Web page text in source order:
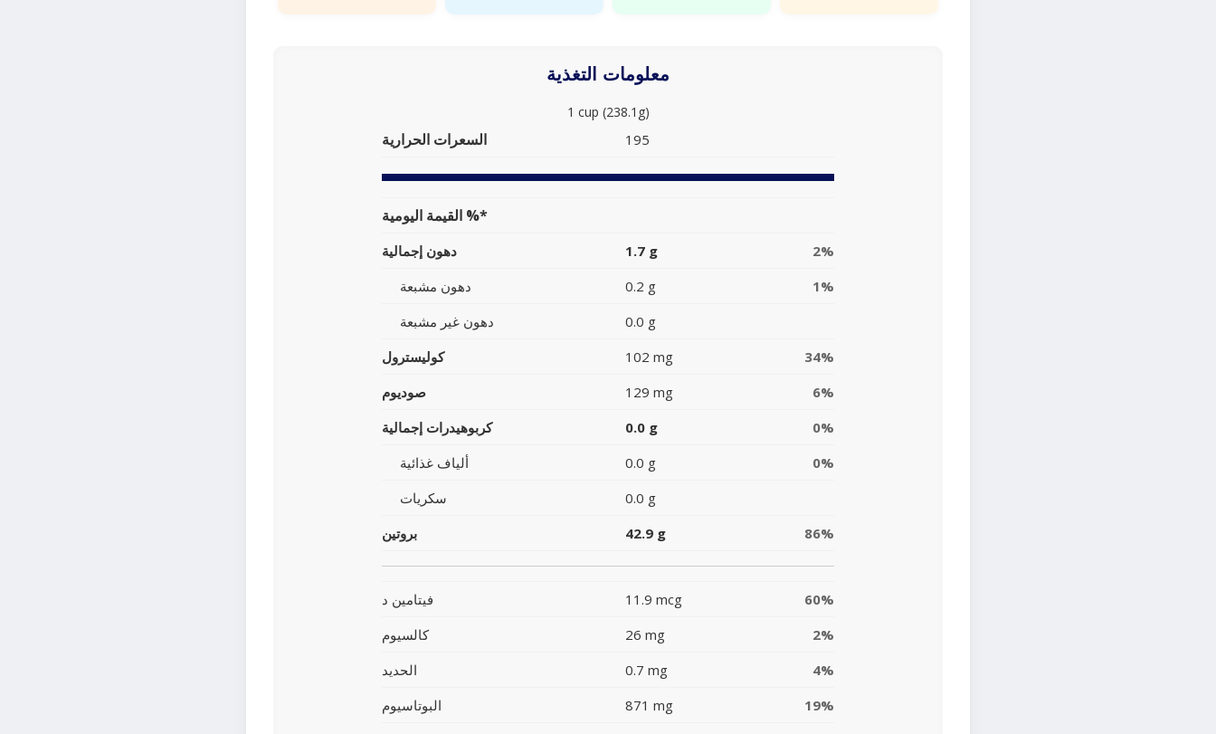
معلومات التغذية
1 cup (238.1g)
السعرات الحرارية 195
القيمة اليومية %*
دهون إجمالية 1.7 g
2%
دهون مشبعة
0.2 g
1%
دهون غير مشبعة
0.0 g
كوليسترول
102 mg
34%
صوديوم
129 mg
6%
كربوهيدرات إجمالية
0.0 g
0%
ألياف غذائية
0.0 g
0%
سكريات
0.0 g
بروتين
42.9 g 86%
فيتامين د 11.9 mcg
60%
كالسيوم
26 mg
2%
الحديد
0.7 mg
4%
البوتاسيوم
871 mg 19%